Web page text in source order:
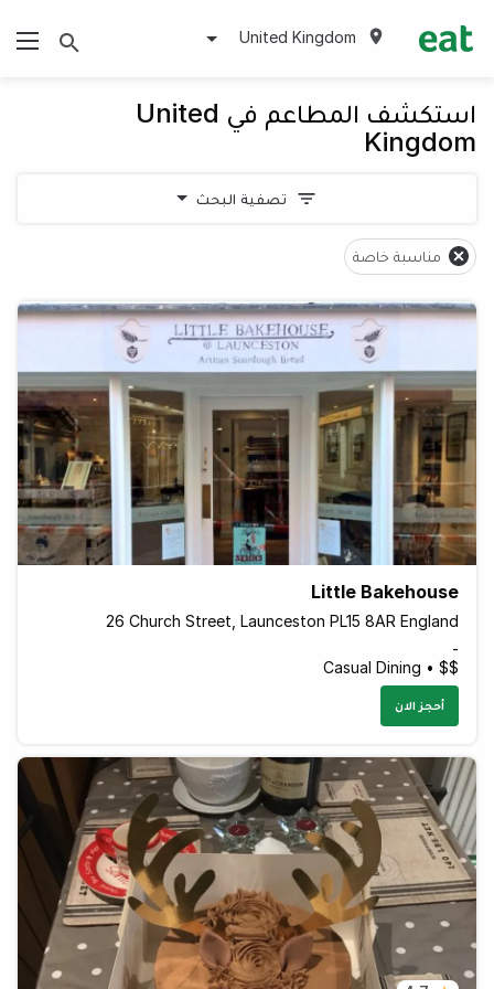
United Kingdom
استكشف المطاعم في United
Kingdom
تصفية البحث
مناسبة خاصة
Little Bakehouse
26 Church Street, Launceston PL15 8AR England
-
Casual Dining • $$
أحجز الان